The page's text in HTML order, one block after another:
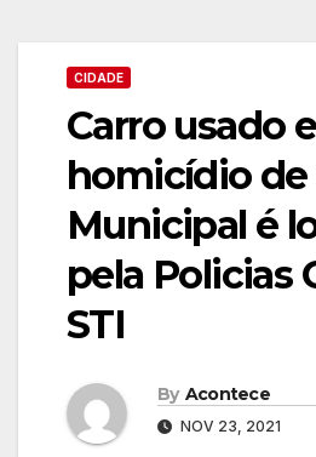
CIDADE
Carro usado
homicídio de
Municipal é
pela Policias
STI
By Acontece
NOV 23, 2021